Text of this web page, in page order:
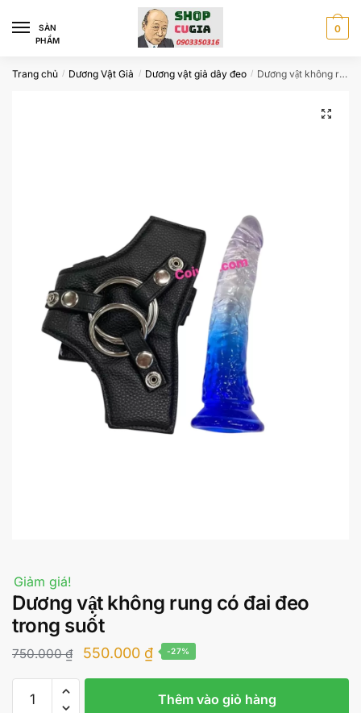
navigation
content
SÀN
PHẨM
0
Trang chủ / Dương Vật Giả / Dương vật giả dây đeo / Dương vật không rung có đai đeo trong suốt
Giảm giá!
Dương vật không rung có đai đeo
trong suốt
750.000₫
Giá
gốc
550.000 ₫Giá
hiện
tại
-27%
Thêm vào giỏ hàng